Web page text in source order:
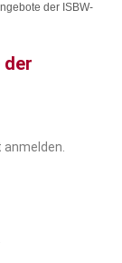
der ISBW-
der
anmelden.